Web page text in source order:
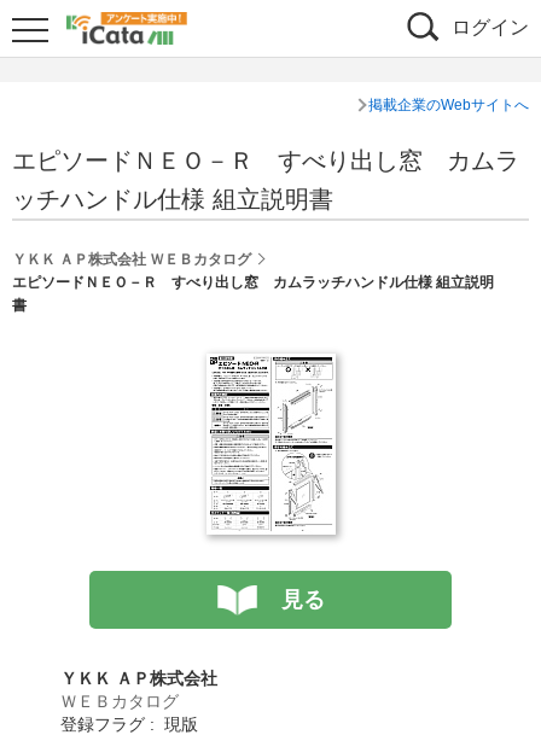
ログイン
掲載企業のWebサイトへ
エピソードＮＥＯ－Ｒ すべり出し窓 カムラ
ッチハンドル仕様 組立説明書
ＹＫＫ ＡＰ株式会社 ＷＥＢカタログ
エピソードＮＥＯ－Ｒ すべり出し窓 カムラッチハンドル仕様 組立説明
書
見る
ＹＫＫ ＡＰ株式会社
ＷＥＢカタログ
登録フラグ : 現版